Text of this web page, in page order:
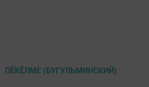
ПĔКĔЛМЕ (БУГУЛЬМИНСКИЙ)